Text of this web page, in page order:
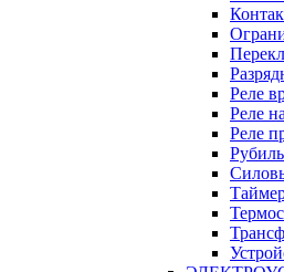
Реле
Реле
Реле